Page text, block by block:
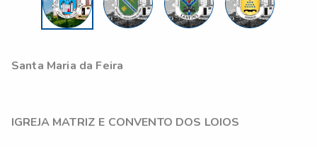
Santa Maria da Feira
IGREJA MATRIZ E CONVENTO DOS LOIOS